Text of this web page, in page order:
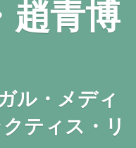
趙青博
ル・メディ
ティス・リ